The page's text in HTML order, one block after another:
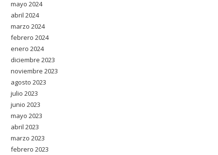
mayo 2024
abril 2024
marzo 2024
febrero 2024
enero 2024
diciembre 2023
noviembre 2023
agosto 2023
julio 2023
junio 2023
mayo 2023
abril 2023
marzo 2023
febrero 2023